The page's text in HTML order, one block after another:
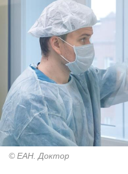
© ЕАН. Доктор